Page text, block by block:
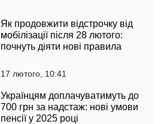
Як продовжити відстрочку від
мобілізації після 28 лютого:
почнуть діяти нові правила
17 лютого, 10:41
Українцям доплачуватимуть до
700 грн за надстаж: нові умови
пенсії у 2025 році